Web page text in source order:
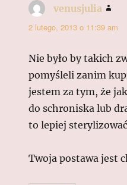
venusjulia
2 lutego, 2013 o 11:39 am
Nie było by takich
pomyśleli zanim
jestem za tym, że
do schroniska lub
to lepiej
Twoja postawa jest